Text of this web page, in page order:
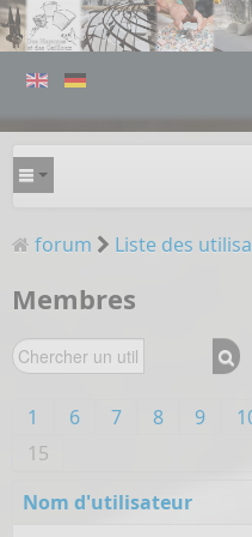
forum Liste des
Membres
1 6 7 8 9
15
Nom d'utilisateur